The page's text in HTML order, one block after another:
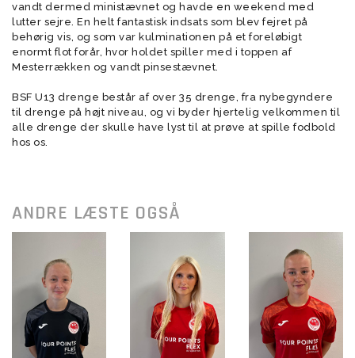
vandt dermed ministævnet og havde en weekend med
lutter sejre. En helt fantastisk indsats som blev fejret på
behørig vis, og som var kulminationen på et foreløbigt
enormt flot forår, hvor holdet spiller med i toppen af
Mesterrækken og vandt pinsestævnet.
BSF U13 drenge består af over 35 drenge, fra nybegyndere
til drenge på højt niveau, og vi byder hjertelig velkommen til
alle drenge der skulle have lyst til at prøve at spille fodbold
hos os.
ANDRE LÆSTE OGSÅ